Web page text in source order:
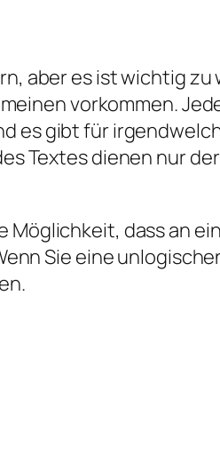
aber es ist wichtig zu
vorkommen.
es gibt für
Textes dienen nur
dass an
Sie eine